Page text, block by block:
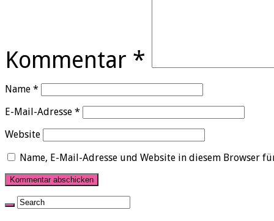
Kommentar *
Name *
E-Mail-Adresse *
Website
Name, E-Mail-Adresse und Website in diesem Browser